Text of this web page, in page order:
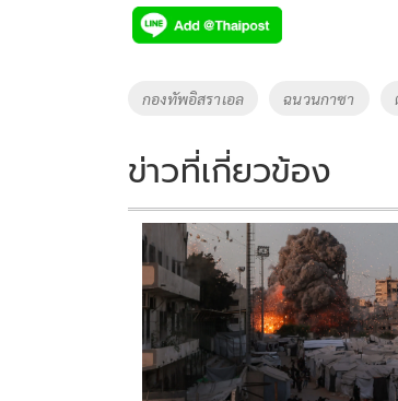
e
b
o
k
tt
er
p
y
Li
k
Tags
กองทัพอิสราเอล ฉนวนกาซา
ข่าวที่เกี่ยวข้อง